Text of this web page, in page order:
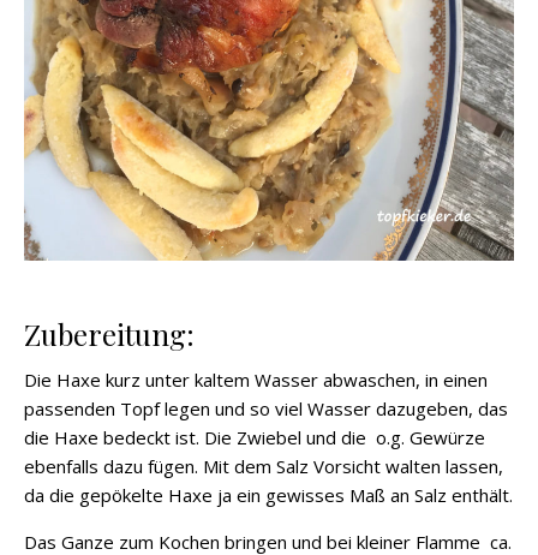
Zubereitung:
Die Haxe kurz unter kaltem Wasser abwaschen, in einen
passenden Topf legen und so viel Wasser dazugeben, das
die Haxe bedeckt ist. Die Zwiebel und die o.g. Gewürze
ebenfalls dazu fügen. Mit dem Salz Vorsicht walten lassen,
da die gepökelte Haxe ja ein gewisses Maß an Salz enthält.
Das Ganze zum Kochen bringen und bei kleiner Flamme ca.